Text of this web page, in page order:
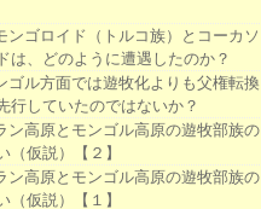
ンゴロイド（トルコ族）とコーカソ
は、どのように遭遇したのか？
ゴル方面では遊牧化よりも父権転換
行していたのではないか？
ン高原とモンゴル高原の遊牧部族の
（仮説）【２】
ン高原とモンゴル高原の遊牧部族の
（仮説）【１】